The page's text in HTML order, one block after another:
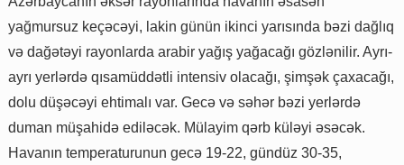
yağmursuz keçəcəyi, lakin günün ikinci yarısında bəzi dağlıq
və dağətəyi rayonlarda arabir yağış yağacağı gözlənilir. Ayrı-
ayrı yerlərdə qısamüddətli intensiv olacağı, şimşək çaxacağı,
dolu düşəcəyi ehtimalı var. Gecə və səhər bəzi yerlərdə
duman müşahidə ediləcək. Mülayim qərb küləyi əsəcək.
Havanın temperaturunun gecə 19-22, gündüz 30-35,